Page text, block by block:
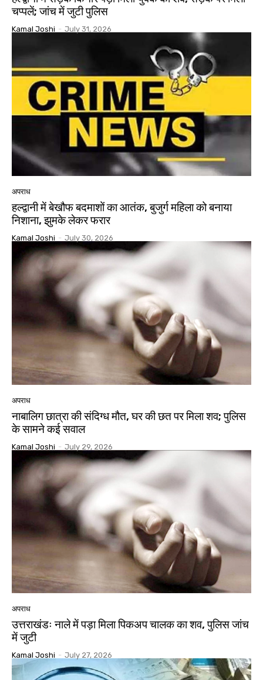
चप्पलें; जांच में जुटी पुलिस
Kamal Joshi - July 31, 2026
अपराध
हल्द्वानी में बेखौफ बदमाशों का आतंक, बुजुर्ग महिला को बनाया
निशाना, झुमके लेकर फरार
Kamal Joshi - July 30, 2026
अपराध
नाबालिग छात्रा की संदिग्ध मौत, घर की छत पर मिला शव; पुलिस
के सामने कई सवाल
Kamal Joshi - July 29, 2026
अपराध
उत्तराखंडः नाले में पड़ा मिला पिकअप चालक का शव, पुलिस जांच
में जुटी
Kamal Joshi - July 27, 2026